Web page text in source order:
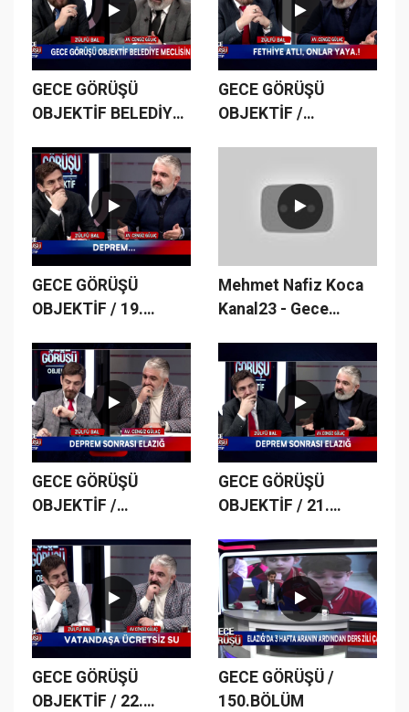
GECE GÖRÜŞÜ
OBJEKTİF BELEDİYE
GECE GÖRÜŞÜ
OBJEKTİF /
GECE GÖRÜŞÜ
OBJEKTİF / 19.
Mehmet Nafiz Koca
Kanal23 - Gece
Deprem Afet Konulu
program
GECE GÖRÜŞÜ
OBJEKTİF /
GECE GÖRÜŞÜ
OBJEKTİF / 21.
GECE GÖRÜŞÜ
OBJEKTİF / 22.
GECE GÖRÜŞÜ /
150.BÖLÜM